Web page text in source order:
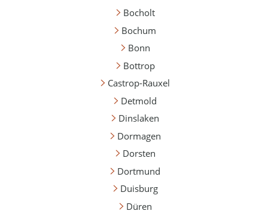
Bocholt
Bochum
Bonn
Bottrop
Castrop-Rauxel
Detmold
Dinslaken
Dormagen
Dorsten
Dortmund
Duisburg
Düren